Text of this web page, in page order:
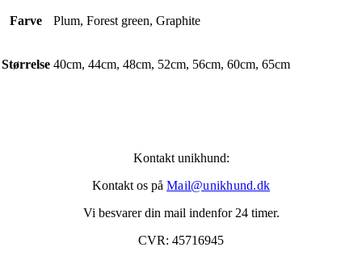
Farve Plum, Forest green, Graphite
Størrelse 40cm, 44cm, 48cm, 52cm, 56cm, 60cm, 65cm
Kontakt unikhund:
Kontakt os på Mail@unikhund.dk
Vi besvarer din mail indenfor 24 timer.
CVR: 45716945